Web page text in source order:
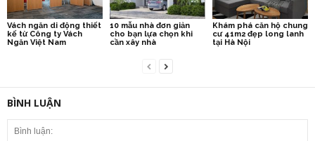
Vách ngăn di động thiết
kế từ Công ty Vách
Ngăn Việt Nam
10 mẫu nhà đơn giản
cho bạn lựa chọn khi
cần xây nhà
Khám phá căn hộ chung
cư 41m2 đẹp long lanh
tại Hà Nội
BÌNH LUẬN